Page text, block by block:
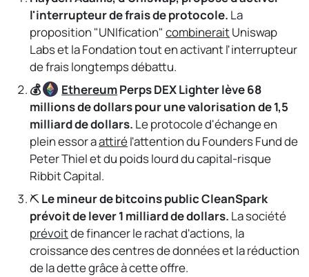
l'interrupteur de frais de protocole. La
proposition "UNIfication"combineraitUniswap
Labs et la Fondation tout en activant l'interrupteur
de frais longtemps débattu.
💰
EthereumPerps DEX Lighter lève 68
millions de dollars pour une valorisation de 1,5
milliard de dollars. Le protocole d'échange en
plein essor aattirél'attention du Founders Fund de
Peter Thiel et du poids lourd du capital-risque
Ribbit Capital.
⛏️Le mineur de bitcoins public CleanSpark
prévoit de lever 1 milliard de dollars. La société
prévoitde financer le rachat d'actions, la
croissance des centres de données et la réduction
de la dette grâce à cette offre.